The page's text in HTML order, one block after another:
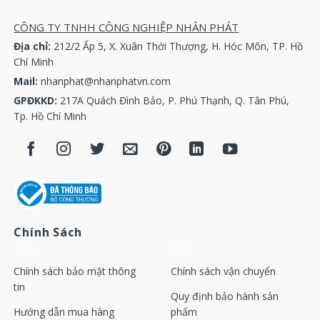
Két giải nhiệt máy nén khí Atlas Copco 1202 8450 00
Két giải nhiệt máy nén khí Atlas Copco 1202 9142 02
Két giải nhiệt máy nén khí Atlas Copco 1202 9142 04
Két giải nhiệt máy nén khí Atlas Copco 1202 9142 06
Két giải nhiệt máy nén khí Atlas Copco 1202 9740 00
Két giải nhiệt máy nén khí Atlas Copco 1202 9849 88
Két giải nhiệt máy nén khí Atlas Copco 1202 9855 88
Két giải nhiệt máy nén khí Atlas Copco 1310 2006 11
CÔNG TY TNHH CÔNG NGHIỆP NHÂN PHÁT
Địa chỉ: 212/2 Ấp 5, X. Xuân Thới Thượng, H. Hóc Môn, TP. Hồ
Chí Minh
Mail:nhanphat@nhanphatvn.com
GPĐKKD: 217A Quách Đình Bảo, P. Phú Thạnh, Q. Tân Phú,
Tp. Hồ Chí Minh
Chính Sách
Chính sách bảo mật thông
tin
Hướng dẫn mua hàng
Chính sách vận chuyển
Quy định bảo hành sản
phẩm